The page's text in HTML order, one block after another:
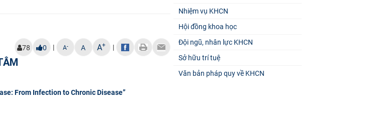
78 0 | A- A A+ |
From Infection to Chronic Disease”
Nhiệm vụ KHCN
Hội đồng khoa học
Đội ngũ, nhân lực KHCN
Sở hữu trí tuệ
Văn bản pháp quy về KHCN